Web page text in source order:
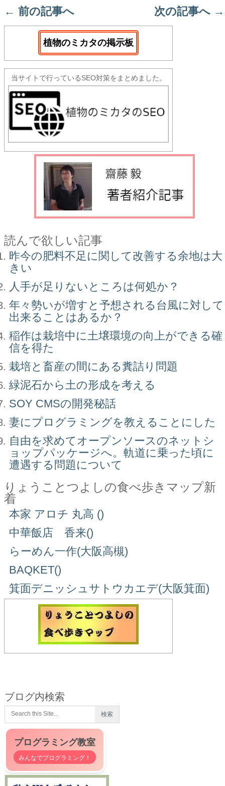
← 前の記事へ 次の記事へ →
植物のミカタの掲示板
当サイトで行っているSEO対策をまとめました。
読んで欲しい記事
昨今の肥料不足に関して改善する余地は大
きい
人手が足りないところは何処か？
年々勢いが増すと予想される台風に対して
出来ることはあるか？
稲作は栽培中に土壌環境の向上ができる確
信を得た
栽培と畜産の間にある糞詰り問題
緑泥石から土の形成を考える
SOY CMSの開発秘話
妻にプログラミングを教えることにした
自由を求めてオープンソースのネットシ
ョップパッケージへ。軌道に乗った頃に
遭遇する問題について
りょうことつよしの食べ歩きマップ新
着
本家 アロチ 丸高 ()
中華飯店 香来()
らーめん一作(大阪高槻)
BAQKET()
箕面デニッシュサトウカエデ(大阪箕面)
ブログ内検索
プログラミング教室
みんなでプログラミング！